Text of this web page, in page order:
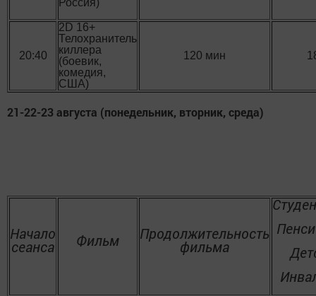
Россия)
20:40
2D 16+
Телохранитель
киллера
(боевик,
комедия,
США)
120 мин
21-22-23 августа (понедельник, вторник, среда)
Начало
сеанса Фильм Продолжительность
фильма